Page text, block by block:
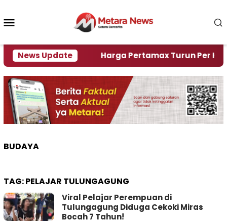
konten
News Update
Krisi Air Harga Pertamax Turun Per Hari Ini,
BUDAYA
TAG:PELAJAR TULUNGAGUNG
Viral Pelajar Perempuan di
Tulungagung Diduga Cekoki Miras
Bocah 7 Tahun!